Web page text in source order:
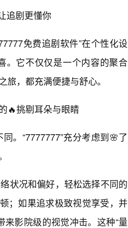
追剧更懂你
免费追剧软件”在个性化设
。它不仅仅是一个内容的聚合
，都充满便捷与舒心。
🔥挑剔耳朵与眼睛
。“7777777”充分考虑到🌸了
状况和偏好，轻松选择不同的
；如果追求极致视觉享受，并
来影院级的视觉冲击。这种“量